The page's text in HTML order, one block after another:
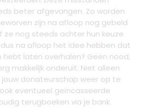
beter afgevangen. Zo worden
zijn na afloop nog gebeld
ze nog steeds achter hun keuze
na afloop het idee hebben dat
hebt laten overhalen? Geen nood,
makkelijk onderuit. Niet alleen
donateurschap weer op te
eventueel geïncasseerde
terugboeken via je bank.